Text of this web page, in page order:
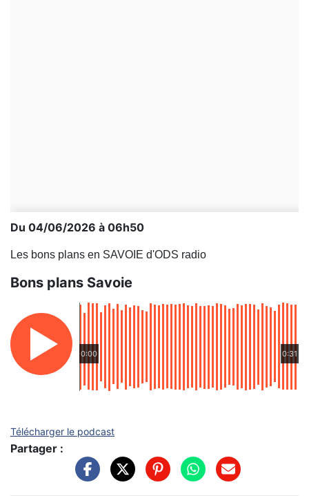
Du 04/06/2026 à 06h50
Les bons plans en SAVOIE d'ODS radio
Bons plans Savoie
0:00 0:31
Télécharger le podcast
Partager :